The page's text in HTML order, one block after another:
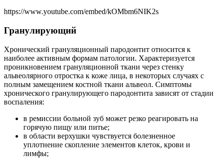
https://www.youtube.com/embed/kOMbm6NIK2s
Гранулирующий
Хронический грануляционный пародонтит относится к
наиболее активным формам патологии. Характеризуется
проникновением грануляционной ткани через стенку
альвеолярного отростка к коже лица, в некоторых случаях с
полным замещением костной ткани альвеол. Симптомы
хронического гранулирующего пародонтита зависят от стадии
воспаления:
в ремиссии больной зуб может резко реагировать на
горячую пищу или питье;
в области верхушки чувствуется болезненное
уплотнение скопление элементов клеток, крови и
лимфы;